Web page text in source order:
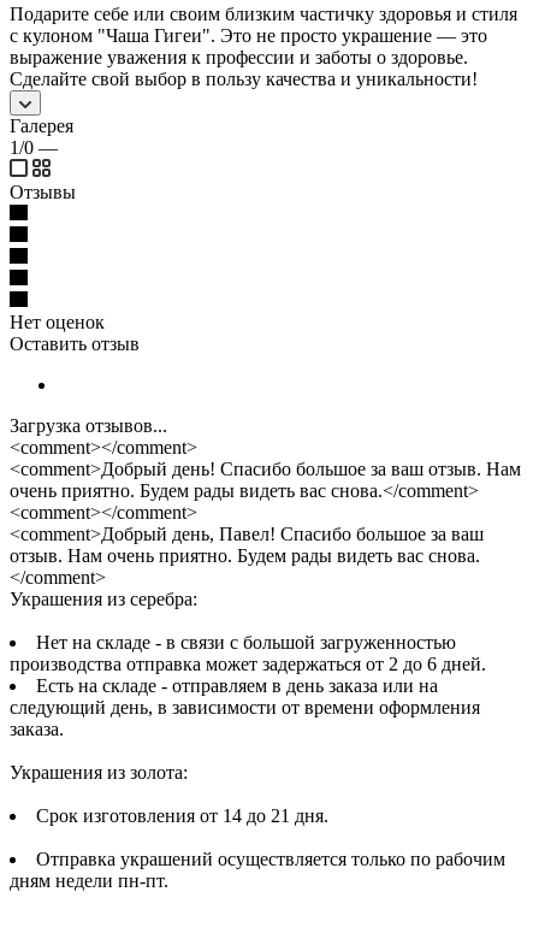
Подарите себе или своим близким частичку здоровья и стиля
с кулоном "Чаша Гигеи". Это не просто украшение — это
выражение уважения к профессии и заботы о здоровье.
Сделайте свой выбор в пользу качества и уникальности!
Галерея
1/0 —
Отзывы
Нет оценок
Оставить отзыв
Загрузка отзывов...
<comment></comment>
<comment>Добрый день! Спасибо большое за ваш отзыв. Нам
очень приятно. Будем рады видеть вас снова.</comment>
<comment></comment>
<comment>Добрый день, Павел! Спасибо большое за ваш
отзыв. Нам очень приятно. Будем рады видеть вас снова.
</comment>
Украшения из серебра:
Нет на складе - в связи с большой загруженностью
производства отправка может задержаться от 2 до 6 дней.
Есть на складе - отправляем в день заказа или на
следующий день, в зависимости от времени оформления
заказа.
Украшения из золота:
Срок изготовления от 14 до 21 дня.
Отправка украшений осуществляется только по рабочим
дням недели пн-пт.